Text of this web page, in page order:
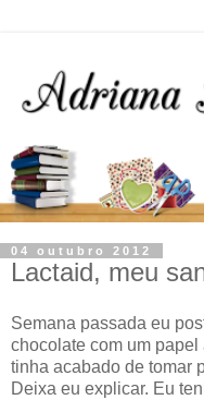
04 outubro 2012
Lactaid, meu
Semana passada eu
chocolate com um
tinha acabado de tomar
Deixa eu explicar. Eu